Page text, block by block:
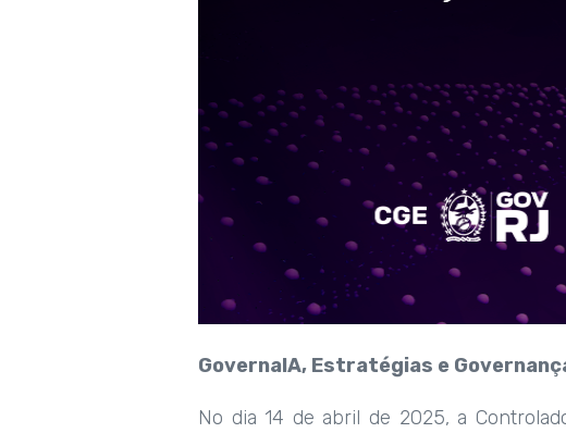
GovernaIA, Estratégias e
No dia 14 de abril de 2025, a